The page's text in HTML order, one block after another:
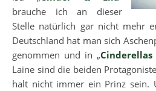
brauche ich an dieser
Stelle natürlich gar nicht mehr
Deutschland hat man sich
genommen und in „Cinderellas
Laine sind die beiden
halt nicht immer ein Prinz sein.